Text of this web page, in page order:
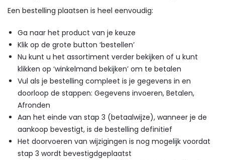
Een bestelling plaatsen is heel eenvoudig:
Ga naar het product van je keuze
Klik op de grote button ‘bestellen’
Nu kunt u het assortiment verder bekijken of u kunt
klikken op ‘winkelmand bekijken’ om te betalen
Vul als je bestelling compleet is je gegevens in en
doorloop de stappen: Gegevens invoeren, Betalen,
Afronden
Aan het einde van stap 3 (betaalwijze), wanneer je de
aankoop bevestigt, is de bestelling definitief
Het doorvoeren van wijzigingen is nog mogelijk voordat
stap 3 wordt bevestigdgeplaatst